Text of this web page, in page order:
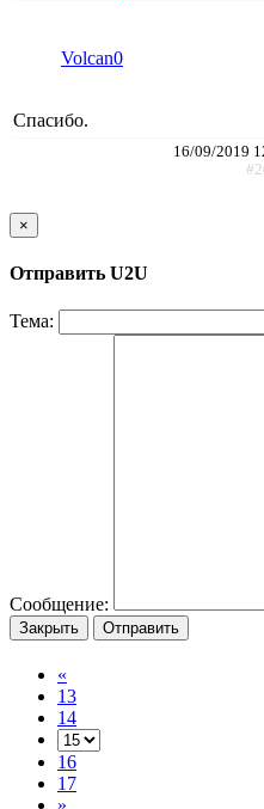
Volcan0
Спасибо.
16/09/2019
×
Отправить U2U
Тема:
Сообщение:
Закрыть Отправить
«
13
14
16
17